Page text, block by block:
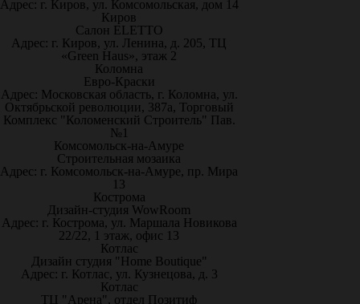
Адрес: г. Киров, ул. Комсомольская, дом 14
Киров
Салон ELETTO
Адрес: г. Киров, ул. Ленина, д. 205, ТЦ
«Green Haus», этаж 2
Коломна
Евро-Краски
Адрес: Московская область, г. Коломна, ул.
Октябрьской революции, 387а, Торговый
Комплекс "Коломенский Строитель" Пав.
№1
Комсомольск-на-Амуре
Строительная мозаика
Адрес: г. Комсомольск-на-Амуре, пр. Мира
13
Кострома
Дизайн-студия WowRoom
Адрес: г. Кострома, ул. Маршала Новикова
22/22, 1 этаж, офис 13
Котлас
Дизайн студия "Home Boutique"
Адрес: г. Котлас, ул. Кузнецова, д. 3
Котлас
ТЦ "Арена", отдел Позитиф